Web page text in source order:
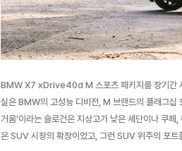
BMW X7 xDrive40d M 스포츠 패키지를 장기간
실은 BMW의 고성능 디비전, M 브랜드의 플래그
거움'이라는 슬로건은 지상고가 낮은 세단이나 쿠
은 SUV 시장의 확장이었고, 그런 SUV 위주의 포트